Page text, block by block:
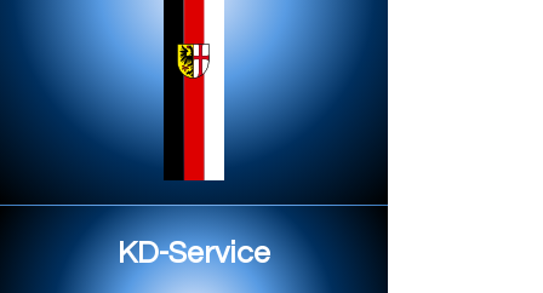
KD-Service